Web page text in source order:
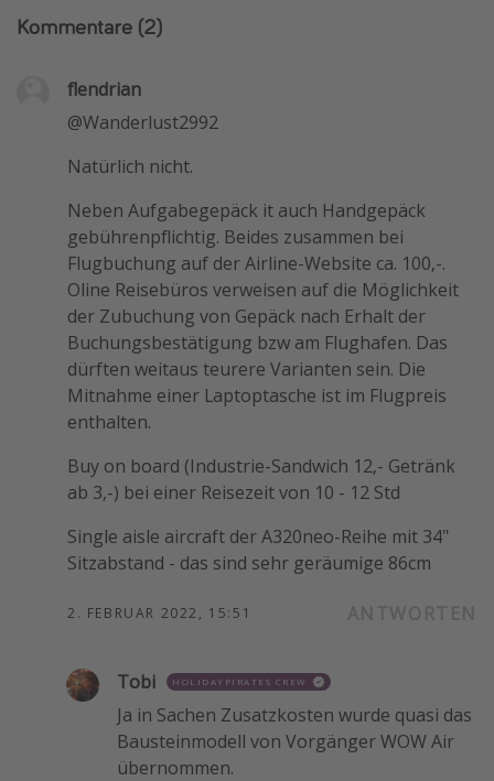
Kommentare (2)
flendrian
@Wanderlust2992
Natürlich nicht.
Neben Aufgabegepäck it auch Handgepäck
gebührenpflichtig. Beides zusammen bei
Flugbuchung auf der Airline-Website ca. 100,-.
Oline Reisebüros verweisen auf die Möglichkeit
der Zubuchung von Gepäck nach Erhalt der
Buchungsbestätigung bzw am Flughafen. Das
dürften weitaus teurere Varianten sein. Die
Mitnahme einer Laptoptasche ist im Flugpreis
enthalten.
Buy on board (Industrie-Sandwich 12,- Getränk
ab 3,-) bei einer Reisezeit von 10 - 12 Std
Single aisle aircraft der A320neo-Reihe mit 34"
Sitzabstand - das sind sehr geräumige 86cm
2. FEBRUAR 2022, 15:51
Tobi HOLIDAYPIRATES CREW
Ja in Sachen Zusatzkosten wurde quasi das
Bausteinmodell von Vorgänger WOW Air
übernommen.